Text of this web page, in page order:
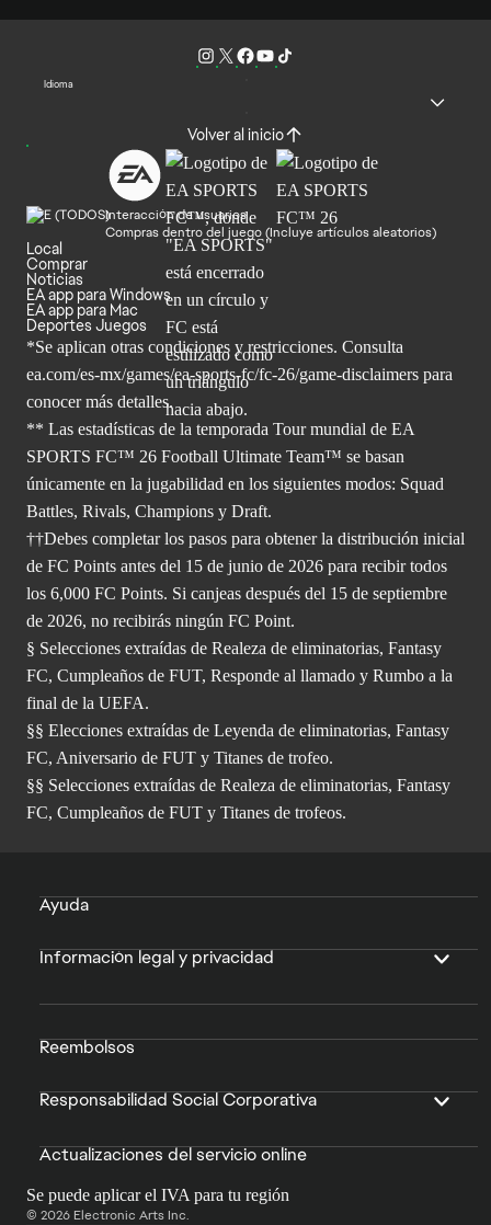
Idioma
Volver al inicio
Interacción de usuarios
Compras dentro del juego (Incluye artículos aleatorios)
Local
Comprar
Noticias
EA app para Windows
EA app para Mac
Deportes Juegos
*Se aplican otras condiciones y restricciones. Consulta
ea.com/es-mx/games/ea-sports-fc/fc-26/game-disclaimers para
conocer más detalles.
** Las estadísticas de la temporada Tour mundial de EA
SPORTS FC™ 26 Football Ultimate Team™ se basan
únicamente en la jugabilidad en los siguientes modos: Squad
Battles, Rivals, Champions y Draft.
††Debes completar los pasos para obtener la distribución inicial
de FC Points antes del 15 de junio de 2026 para recibir todos
los 6,000 FC Points. Si canjeas después del 15 de septiembre
de 2026, no recibirás ningún FC Point.
§ Selecciones extraídas de Realeza de eliminatorias, Fantasy
FC, Cumpleaños de FUT, Responde al llamado y Rumbo a la
final de la UEFA.
§§ Elecciones extraídas de Leyenda de eliminatorias, Fantasy
FC, Aniversario de FUT y Titanes de trofeo.
§§ Selecciones extraídas de Realeza de eliminatorias, Fantasy
FC, Cumpleaños de FUT y Titanes de trofeos.
Ayuda
Información legal y privacidad
Reembolsos
Responsabilidad Social Corporativa
Actualizaciones del servicio online
Se puede aplicar el IVA para tu región
© 2026 Electronic Arts Inc.